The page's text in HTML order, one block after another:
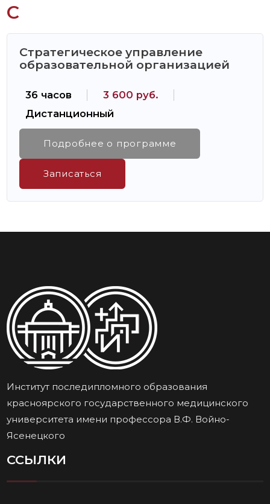
С
Стратегическое управление
образовательной организацией
36 часов
3 600 руб.
Дистанционный
Подробнее о программе
Записаться
Институт последипломного образования
красноярского государственного медицинского
университета имени профессора В.Ф. Войно-
Ясенецкого
ССЫЛКИ